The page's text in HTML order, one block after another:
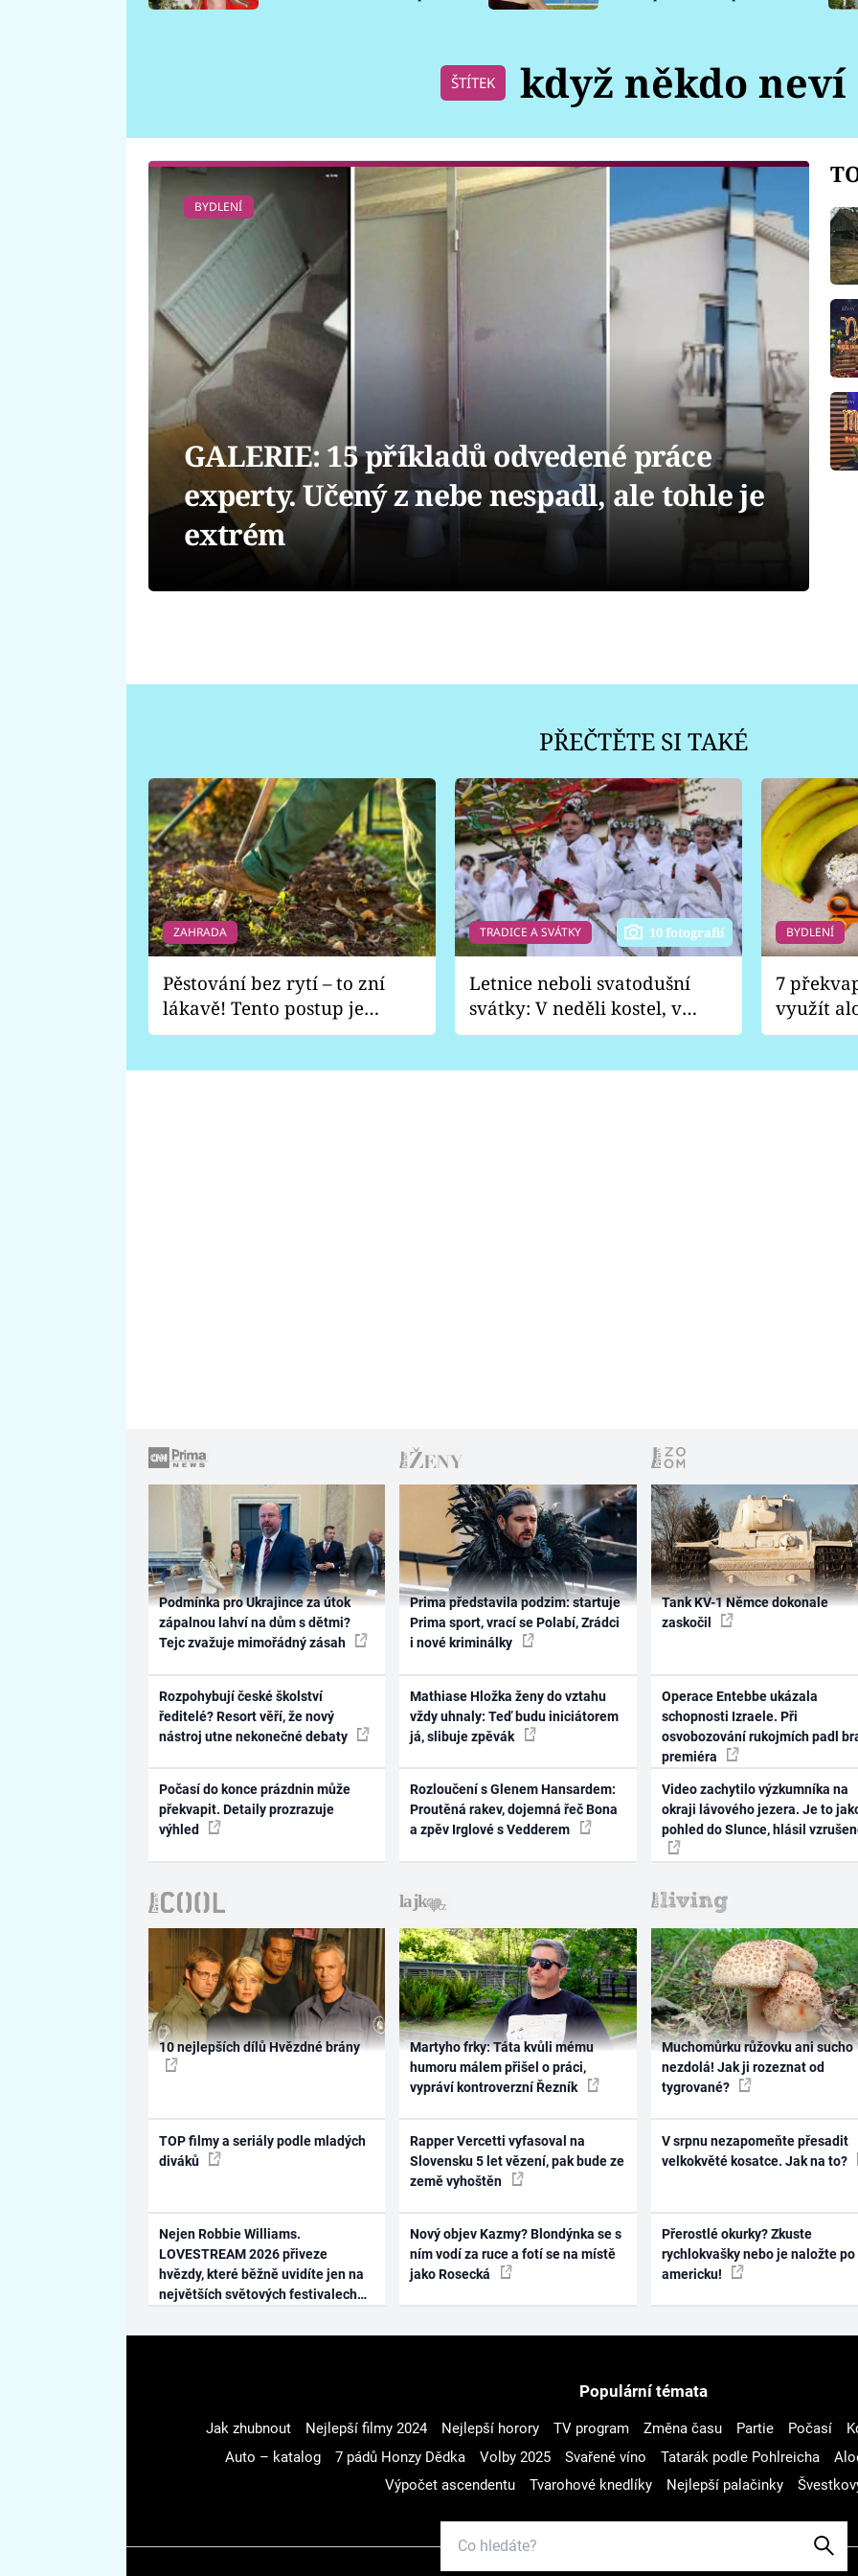
ŠTÍTEK když někdo neví
BYDLENÍ
GALERIE: 15 příkladů odvedené práce
experty. Učený z nebe nespadl, ale tohle je
extrém
PŘEČTĚTE SI TAKÉ
ZAHRADA
Pěstování bez rytí – to zní
lákavě! Tento postup je
vhodný jen pro některé
TRADICE A SVÁTKY 10 fotografií
Letnice neboli svatodušní
svátky: V neděli kostel, v
pondělí zábava
BYDLENÍ
7
využít
Podmínka pro Ukrajince za útok
zápalnou lahví na dům s dětmi?
Tejc zvažuje mimořádný zásah
Rozpohybují české školství
ředitelé? Resort věří, že nový
nástroj utne nekonečné debaty
Počasí do konce prázdnin může
překvapit. Detaily prozrazuje
výhled
Prima představila podzim: startuje
Prima sport, vrací se Polabí, Zrádci
i nové kriminálky
Mathiase Hložka ženy do vztahu
vždy uhnaly: Teď budu iniciátorem
já, slibuje zpěvák
Rozloučení s Glenem Hansardem:
Proutěná rakev, dojemná řeč Bona
a zpěv Irglové s Vedderem
Tank KV-1 Němce dokonale
zaskočil
Operace Entebbe ukázala
schopnosti Izraele. Při
osvobozování rukojmích padl
premiéra
Video zachytilo výzkumníka na
okraji lávového jezera. Je to
pohled do Slunce, hlásil
10 nejlepších dílů Hvězdné brány
TOP filmy a seriály podle mladých
diváků
Nejen Robbie Williams.
LOVESTREAM 2026 přiveze
hvězdy, které běžně uvidíte jen na
největších světových festivalech
Martyho frky: Táta kvůli mému
humoru málem přišel o práci,
vypráví kontroverzní Řezník
Rapper Vercetti vyfasoval na
Slovensku 5 let vězení, pak bude ze
země vyhoštěn
Nový objev Kazmy? Blondýnka se s
ním vodí za ruce a fotí se na místě
jako Rosecká
Muchomůrku růžovku ani sucho
nezdolá! Jak ji rozeznat od
tygrované?
V srpnu nezapomeňte přesadit
velkokvěté kosatce. Jak na to?
Přerostlé okurky? Zkuste
rychlokvašky nebo je naložte po
americku!
Populární témata
Jak zhubnout Nejlepší filmy 2024 Nejlepší horory TV program Změna času Partie Počasí
Auto – katalog
7 pádů Honzy Dědka Volby 2025 Svařené víno Tatarák podle Pohlreicha
Výpočet ascendentu
Tvarohové knedlíky Nejlepší palačinky